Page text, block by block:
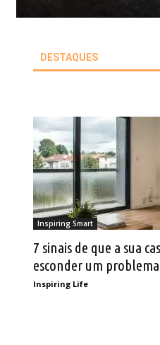
DESTAQUES
Inspiring Smart
7 sinais de que a sua
esconder um
Inspiring Life